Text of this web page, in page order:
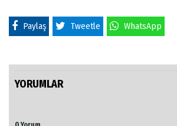
Paylaş Tweetle WhatsApp
YORUMLAR